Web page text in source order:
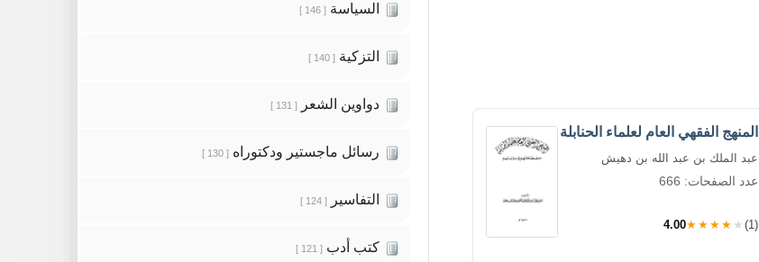
المنهج الفقهي العام لعلماء الحنابلة
عبد الملك بن عبد الله بن دهيش
عدد الصفحات: 666
4.00★★★★★ (1)
السياسة [ 146 ]
التزكية [ 140 ]
دواوين الشعر [ 131 ]
رسائل ماجستير ودكتوراه [ 130 ]
التفاسير [ 124 ]
كتب أدب [ 121 ]